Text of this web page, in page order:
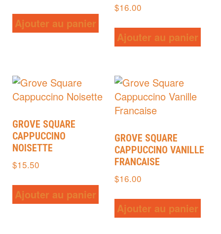
Ajouter au panier
$16.00
Ajouter au panier
GROVE SQUARE
CAPPUCCINO
NOISETTE
$15.50
Ajouter au panier
GROVE SQUARE
CAPPUCCINO VANILLE
FRANCAISE
$16.00
Ajouter au panier